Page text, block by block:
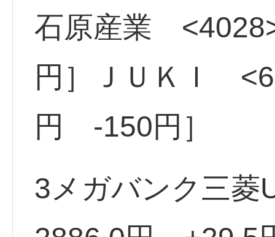
石原産業
円］ＪＵＫＩ
円 -150円］
3メガバンク三